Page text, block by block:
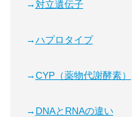
対立遺伝子
ハプロタイプ
CYP（薬物代謝酵素）
DNAとRNAの違い